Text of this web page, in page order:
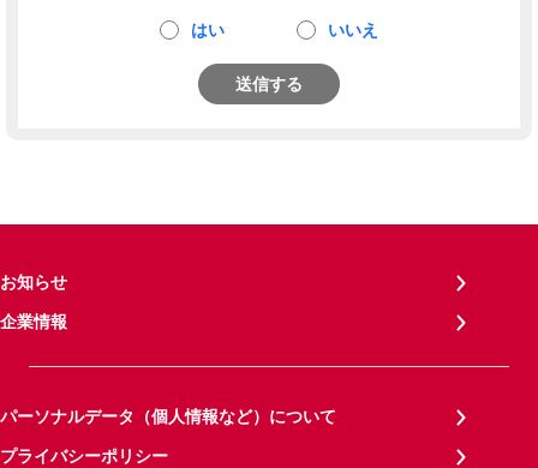
はい いいえ
送信する
お知らせ
企業情報
パーソナルデータ（個人情報など）について
プライバシーポリシー